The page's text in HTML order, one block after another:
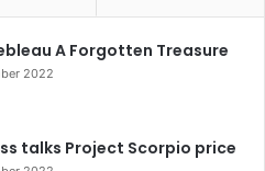
A Forgotten Treasure
2022
talks Project Scorpio price